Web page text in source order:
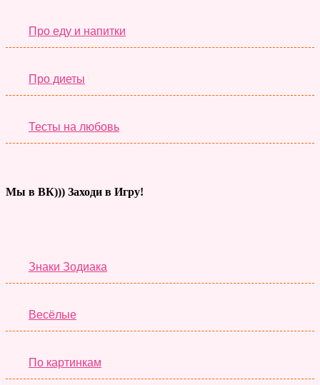
Про еду и напитки
Про диеты
Тесты на любовь
Мы в ВК))) Заходи в Игру!
Знаки Зодиака
Весёлые
По картинкам